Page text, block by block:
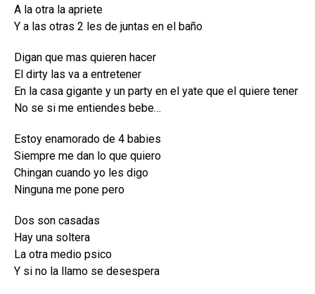
A la otra la apriete
Y a las otras 2 les de juntas en el baño
Digan que mas quieren hacer
El dirty las va a entretener
En la casa gigante y un party en el yate que el quiere tener
No se si me entiendes bebe…
Estoy enamorado de 4 babies
Siempre me dan lo que quiero
Chingan cuando yo les digo
Ninguna me pone pero
Dos son casadas
Hay una soltera
La otra medio psico
Y si no la llamo se desespera